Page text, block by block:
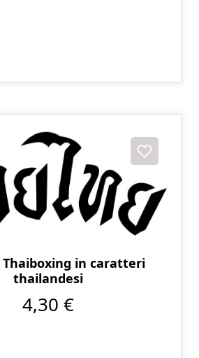
Thaiboxing in caratteri
thailandesi
4,30 €